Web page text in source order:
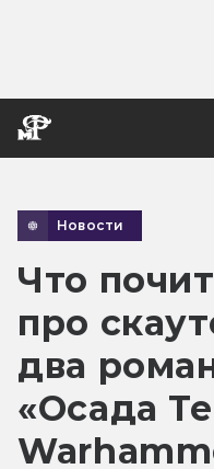
Новости
Что
про
два
«Осада